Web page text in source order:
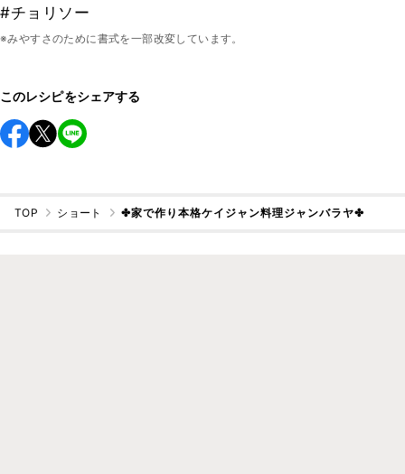
#チョリソー
※みやすさのために書式を一部改変しています。
このレシピをシェアする
TOP ショート ✤家で作り本格ケイジャン料理ジャンバラヤ✤